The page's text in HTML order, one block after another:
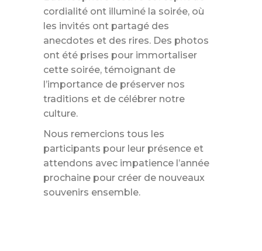
cordialité ont illuminé la soirée, où
les invités ont partagé des
anecdotes et des rires. Des photos
ont été prises pour immortaliser
cette soirée, témoignant de
l’importance de préserver nos
traditions et de célébrer notre
culture.
Nous remercions tous les
participants pour leur présence et
attendons avec impatience l’année
prochaine pour créer de nouveaux
souvenirs ensemble.